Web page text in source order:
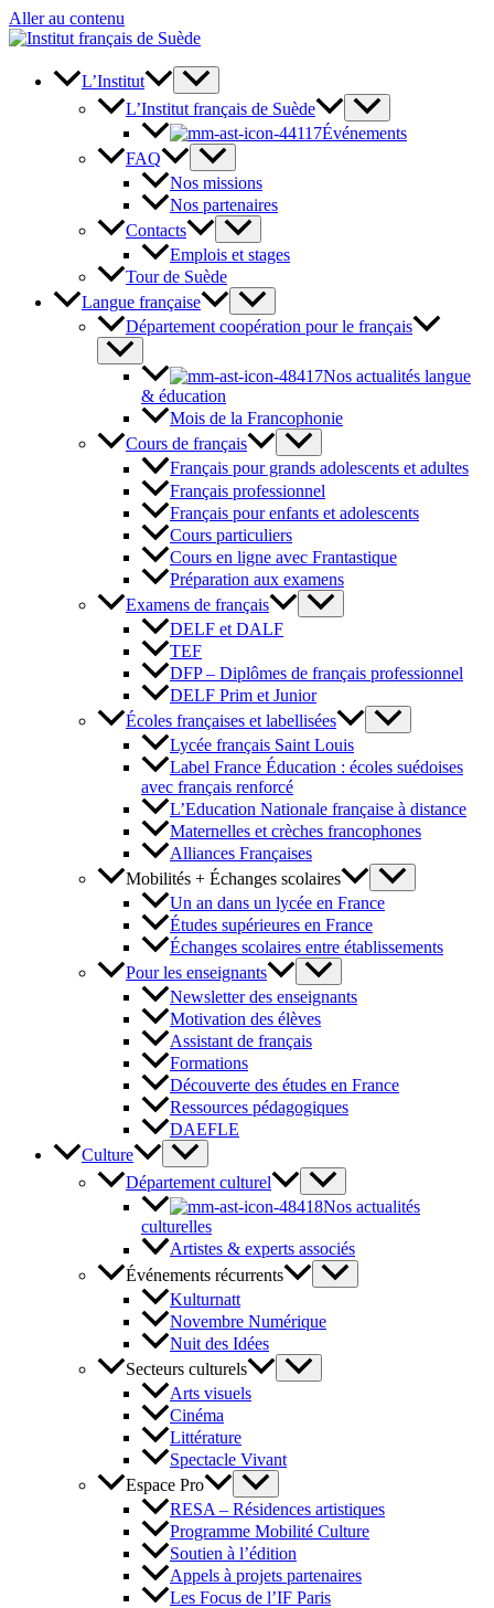
Aller au contenu
L’Institut
L’Institut français de Suède
Événements
FAQ
Nos missions
Nos partenaires
Contacts
Emplois et stages
Tour de Suède
Langue française
Département coopération pour le français
Nos actualités langue
& éducation
Mois de la Francophonie
Cours de français
Français pour grands adolescents et adultes
Français professionnel
Français pour enfants et adolescents
Cours particuliers
Cours en ligne avec Frantastique
Préparation aux examens
Examens de français
DELF et DALF
TEF
DFP – Diplômes de français professionnel
DELF Prim et Junior
Écoles françaises et labellisées
Lycée français Saint Louis
Label France Éducation : écoles suédoises
avec français renforcé
L’Education Nationale française à distance
Maternelles et crèches francophones
Alliances Françaises
Mobilités + Échanges scolaires
Un an dans un lycée en France
Études supérieures en France
Échanges scolaires entre établissements
Pour les enseignants
Newsletter des enseignants
Motivation des élèves
Assistant de français
Formations
Découverte des études en France
Ressources pédagogiques
DAEFLE
Culture
Département culturel
Nos actualités
culturelles
Artistes & experts associés
Événements récurrents
Kulturnatt
Novembre Numérique
Nuit des Idées
Secteurs culturels
Arts visuels
Cinéma
Littérature
Spectacle Vivant
Espace Pro
RESA – Résidences artistiques
Programme Mobilité Culture
Soutien à l’édition
Appels à projets partenaires
Les Focus de l’IF Paris